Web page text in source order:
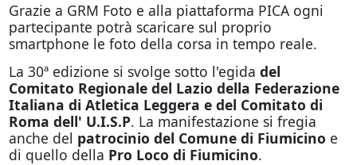
Grazie a GRM Foto e alla piattaforma PICA ogni
partecipante potrà scaricare sul proprio
smartphone le foto della corsa in tempo reale.
La 30ª edizione si svolge sotto l'egida del
Comitato Regionale del Lazio della Federazione
Italiana di Atletica Leggera e del Comitato di
Roma dell' U.I.S.P. La manifestazione si fregia
anche del patrocinio del Comune di Fiumicino e
di quello della Pro Loco di Fiumicino.